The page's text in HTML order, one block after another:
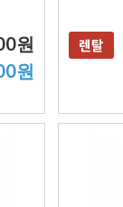
원
원
렌탈